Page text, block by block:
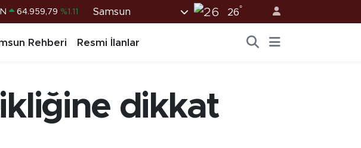
47,7436 %0.18
13.779 %-14
64.959,79 %1.11
Samsun 26°
Rehberi Resmi İlanlar
dikkat